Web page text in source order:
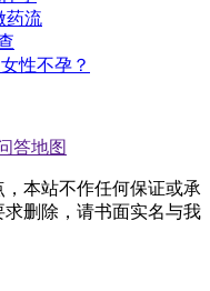
药流
性不孕？
答地图
本站不作任何保证或承
删除，请书面实名与我